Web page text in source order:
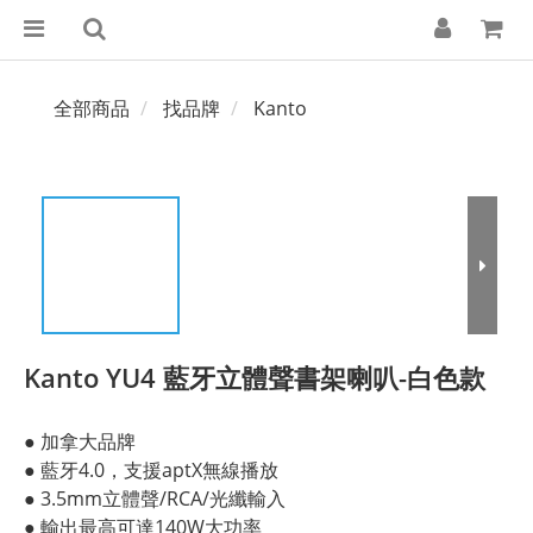
全部商品 找品牌 Kanto
Kanto YU4 藍牙立體聲書架喇叭-白色款
● 加拿大品牌
● 藍牙4.0，支援aptX無線播放
● 3.5mm立體聲/RCA/光纖輸入
● 輸出最高可達140W大功率